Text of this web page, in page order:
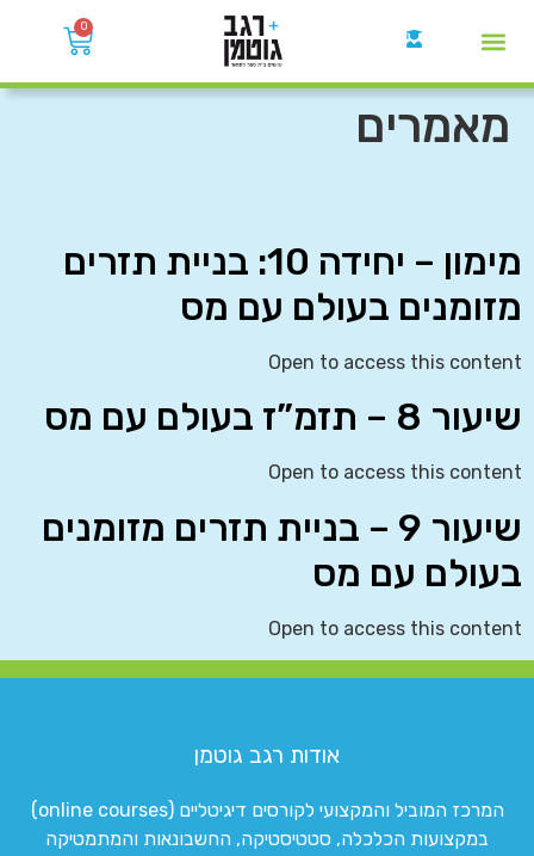
0
מאמרים
מימון – יחידה 10: בניית תזרים
מזומנים בעולם עם מס
Open to access this content
שיעור 8 – תזמ”ז בעולם עם מס
Open to access this content
שיעור 9 – בניית תזרים מזומנים
בעולם עם מס
Open to access this content
אודות רגב גוטמן
המרכז המוביל והמקצועי לקורסים דיגיטליים (online courses)
במקצועות הכלכלה, סטטיסטיקה, החשבונאות והמתמטיקה